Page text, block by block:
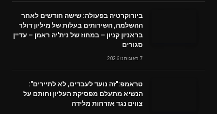
ביורוקרטיה בפעולה: שישה חודשים לאחר
ההשלמה, השירותים בעלות של מיליון דולר
בראניון קניון – במחוז של נית'יה ראמן – עדיין
סגורים
7 באוגוסט 2026
טראמפ:"זה נועד לעבדים, לא לתיירים":
הנשיא מתעלם מפסיקת העליון וחותם על
צווים נגד אזרחות מלידה